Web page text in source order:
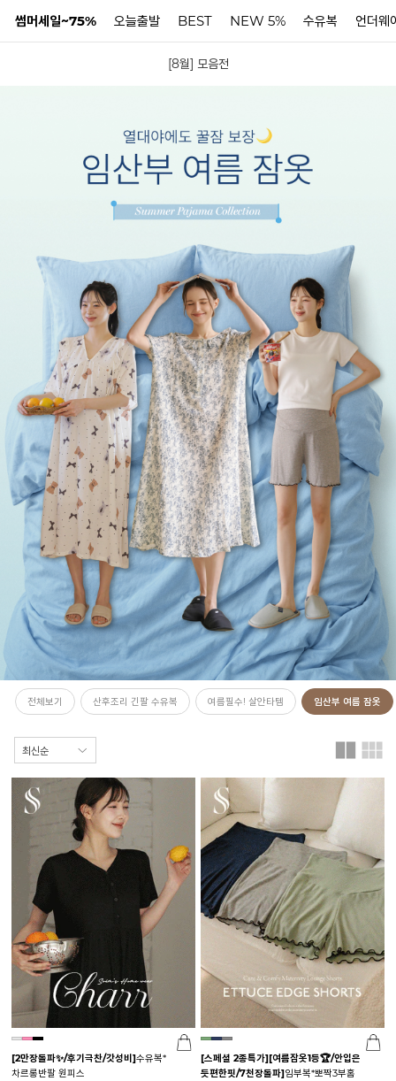
썸머세일~75% 오늘출발 BEST NEW 5% 수유복 언더웨
[8월] 모음전
전체보기 산후조리 긴팔 수유복 여름필수! 살안타템 임산부 여름 잠옷
[2만장돌파✨/후기극찬/갓성비]수유복*
차르롱반팔 원피스
[스페셜 2종특가][여름잠옷1등🏆/안입은
듯편한핏/7천장돌파]임부복*뽀짝3부홈